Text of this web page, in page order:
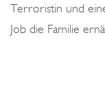
Terroristin und
Job die Familie